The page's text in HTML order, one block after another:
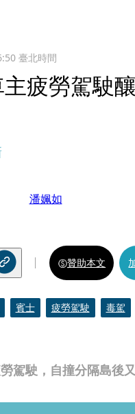
臺北時間
主疲勞駕駛
駕駛，自撞分隔島後
潘姵如
贊助本文
賓士 疲勞駕駛 毒駕